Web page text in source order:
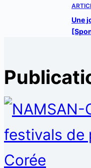
Une